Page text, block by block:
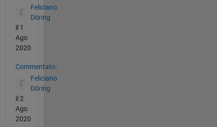
Feliciano
Döring
il 1
Ago
2020
Commentato:
Feliciano
Döring
il 2
Ago
2020